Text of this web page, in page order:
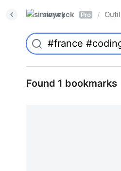
simwyck Pro /
Found 1 bookmarks